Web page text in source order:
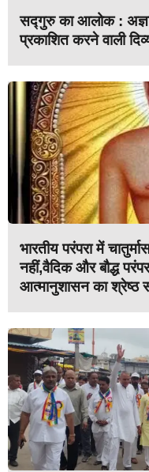
सद्गुरु का आलोक :
प्रकाशित करने वाली
भारतीय परंपरा में
नहीं,वैदिक और बौद्ध
आत्मानुशासन का श्रेष्ठ